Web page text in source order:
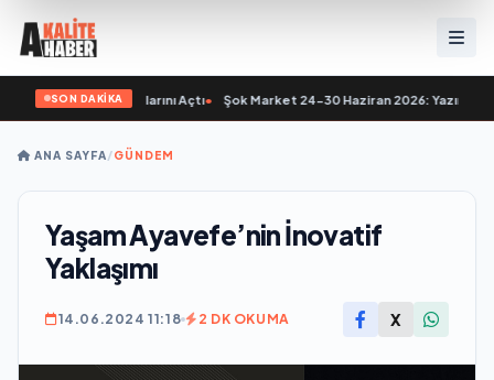
SON DAKİKA
Yenişehir Kapılarını Açtı• Şok Market 24-30 Haziran 2026: Yazın Favori
ANA SAYFA/GÜNDEM
Yaşam Ayavefe’nin İnovatif
Yaklaşımı
14.06.2024 11:18 2 DK OKUMA X